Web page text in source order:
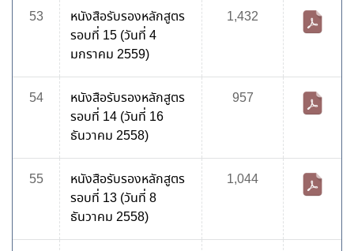
53
หนังสือรับรองหลักสูตร
รอบที่ 15 (วันที่ 4
มกราคม 2559)
1,432
54
หนังสือรับรองหลักสูตร
รอบที่ 14 (วันที่ 16
ธันวาคม 2558)
957
55
หนังสือรับรองหลักสูตร
รอบที่ 13 (วันที่ 8
ธันวาคม 2558)
1,044